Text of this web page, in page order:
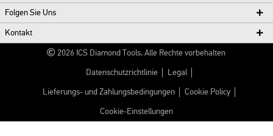
Folgen Sie Uns
Kontakt
2026 ICS Diamond Tools. Alle Rechte vorbehalten
Datenschutzrichtlinie Legal
Lieferungs- und Zahlungsbedingungen Cookie Policy
Cookie-Einstellungen